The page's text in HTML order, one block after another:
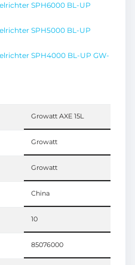
SPH6000 BL-UP
SPH5000 BL-UP
SPH4000 BL-UP GW-
Growatt AXE 15L
Growatt
Growatt
China
10
85076000